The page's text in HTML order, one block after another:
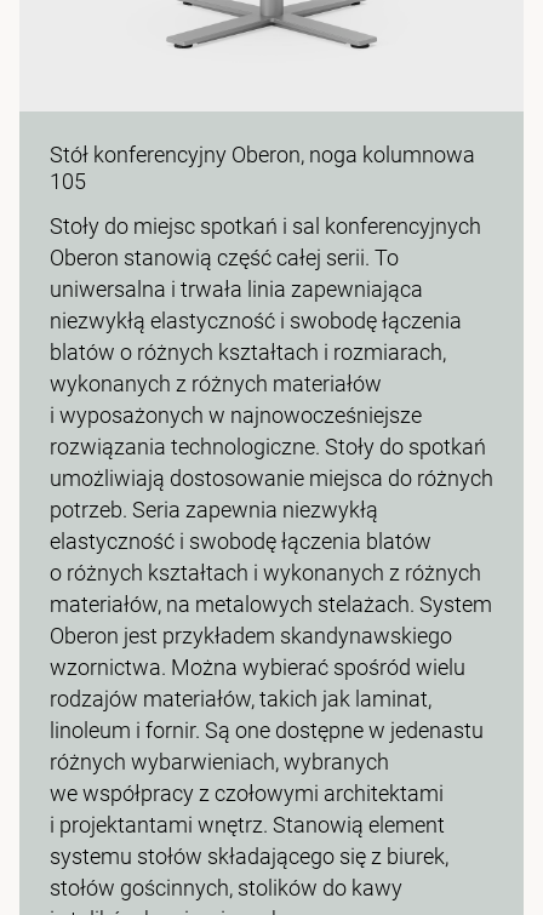
Stół konferencyjny Oberon, noga kolumnowa
105
Stoły do miejsc spotkań i sal konferencyjnych
Oberon stanowią część całej serii. To
uniwersalna i trwała linia zapewniająca
niezwykłą elastyczność i swobodę łączenia
blatów o różnych kształtach i rozmiarach,
wykonanych z różnych materiałów
i wyposażonych w najnowocześniejsze
rozwiązania technologiczne. Stoły do spotkań
umożliwiają dostosowanie miejsca do różnych
potrzeb. Seria zapewnia niezwykłą
elastyczność i swobodę łączenia blatów
o różnych kształtach i wykonanych z różnych
materiałów, na metalowych stelażach. System
Oberon jest przykładem skandynawskiego
wzornictwa. Można wybierać spośród wielu
rodzajów materiałów, takich jak laminat,
linoleum i fornir. Są one dostępne w jedenastu
różnych wybarwieniach, wybranych
we współpracy z czołowymi architektami
i projektantami wnętrz. Stanowią element
systemu stołów składającego się z biurek,
stołów gościnnych, stolików do kawy